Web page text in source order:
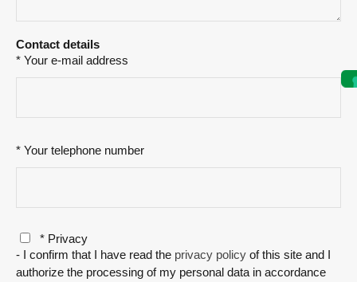
Contact details
* Your e-mail address
* Your telephone number
* Privacy
- I confirm that I have read the privacy policy of this site and I
authorize the processing of my personal data in accordance